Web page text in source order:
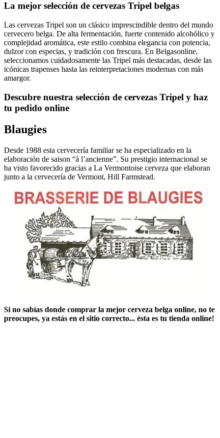
La mejor selección de cervezas Tripel belgas
Las cervezas Tripel son un clásico imprescindible dentro del mundo
cervecero belga. De alta fermentación, fuerte contenido alcohólico y
complejidad aromática, este estilo combina elegancia con potencia,
dulzor con especias, y tradición con frescura. En Belgasonline,
seleccionamos cuidadosamente las Tripel más destacadas, desde las
icónicas trapenses hasta las reinterpretaciones modernas con más
amargor.
Descubre nuestra selección de cervezas Tripel y haz
tu pedido online
Blaugies
Desde 1988 esta cervecería familiar se ha especializado en la
elaboración de saison “à l’ancienne”. Su prestigio internacional se
ha visto favorecido gracias a La Vermontoise cerveza que elaboran
junto a la cervecería de Vermont, Hill Farmstead.
Si no sabías ​ donde comprar la mejor cerveza belga online​, no te
preocupes, ya estás en el sitio correcto... ésta es tu tienda online!